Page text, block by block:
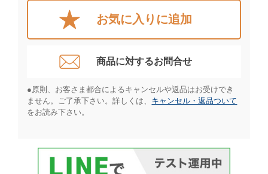
お気に入りに追加
商品に対するお問合せ​
●原則、お客さま都合によるキャンセルや返品はお受けでき
ません。ご了承下さい。詳しくは、 キャンセル・返品ついて
をお読み下さい。​